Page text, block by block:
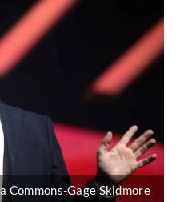
Commons-Gage Skidmore